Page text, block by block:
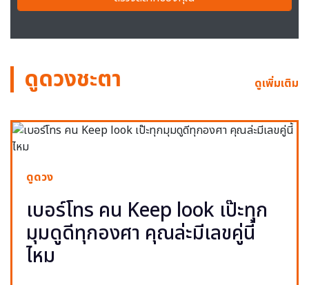
ดูดวงชะตา ดูเพิ่มเติม
ดูดวง
เบอร์โทร คน Keep look เป๊ะทุก
มุมดูดีทุกองศา คุณล่ะมีเลขคู่นี้
ไหม